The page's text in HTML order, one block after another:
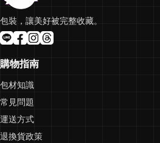
包裝，讓美好被完整收藏。
購物指南
包材知識
常見問題
運送方式
退換貨政策